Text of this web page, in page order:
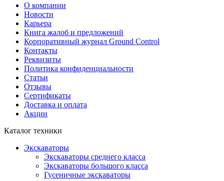
О компании
Новости
Карьера
Книга жалоб и предложений
Корпоративный журнал Ground Control
Контакты
Реквизиты
Политика конфиденциальности
Статьи
Отзывы
Сертификаты
Доставка и оплата
Акции
Каталог техники
Экскаваторы
Экскаваторы среднего класса
Экскаваторы большого класса
Гусеничные экскаваторы